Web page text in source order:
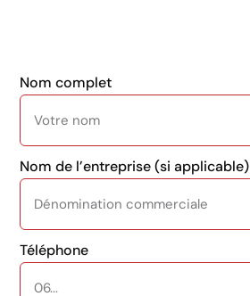
Nom complet
Nom de l’entreprise (si applicable)
Téléphone